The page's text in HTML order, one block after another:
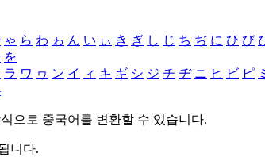
ゃ ら わ ゎ ん い ぃ き ぎ し じ ち ぢ に ひ び
を
ラ ワ ヮ ン イ ィ キ ギ シ ジ チ ヂ ニ ヒ ビ ピ
으로 중국어를 변환할 수 있습니다.
니다.